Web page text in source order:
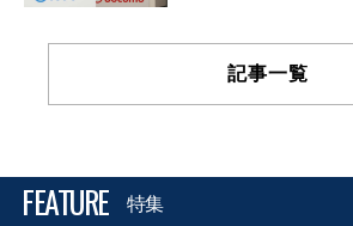
記事一覧
FEATURE 特集